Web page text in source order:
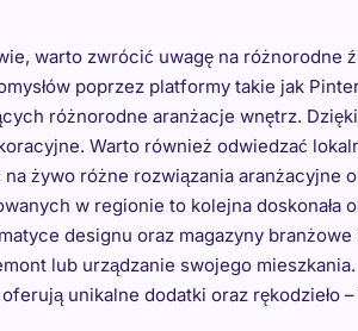
warto zwrócić uwagę na różnorodne
poprzez platformy takie jak
różnorodne aranżacje wnętrz.
Warto również odwiedzać
żywo różne rozwiązania aranżacyjne
w regionie to kolejna doskonała
designu oraz magazyny
lub urządzanie swojego
unikalne dodatki oraz rękodzieło